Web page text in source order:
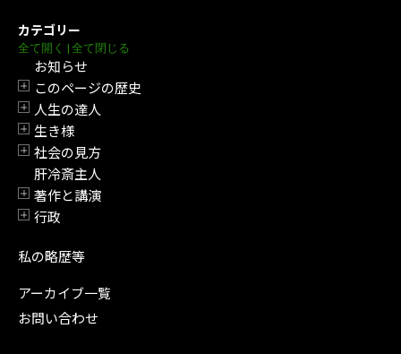
カテゴリー
全て開く | 全て閉じる
お知らせ
開閉
このページの歴史
開閉
人生の達人
開閉
生き様
開閉
社会の見方
肝冷斎主人
開閉
著作と講演
開閉
行政
私の略歴等
アーカイブ一覧
お問い合わせ